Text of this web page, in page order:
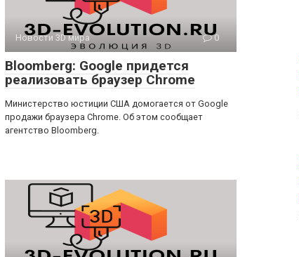
Новости 3D мира 0
Bloomberg: Google придется
реализовать браузер Chrome
Министерство юстиции США домогается от Google
продажи браузера Chrome. Об этом сообщает
агентство Bloomberg.